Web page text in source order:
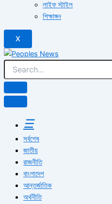
লাইফ স্টাইল
শিক্ষাঙ্গন
X
☰
সর্বশেষ
জাতীয়
রাজনীতি
বাংলাদেশ
আন্তর্জাতিক
অর্থনীতি